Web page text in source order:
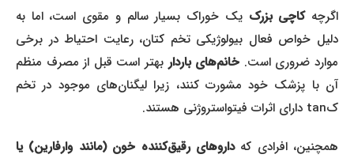
اگرچهکاچی بزرکیک خوراک بسیار سالم و مقوی است، اما به
دلیل خواص فعال بیولوژیکی تخم کتان، رعایت احتیاط در برخی
موارد ضروری است.خانم‌های بارداربهتر است قبل از مصرف منظم
آن با پزشک خود مشورت کنند، زیرا لیگنان‌های موجود در تخم
همچنین، افرادی کهداروهای رقیق‌کننده خون (مانند وارفارین) یا